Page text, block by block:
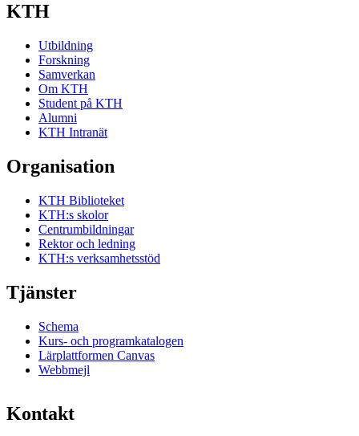
KTH
Utbildning
Forskning
Samverkan
Om KTH
Student på KTH
Alumni
KTH Intranät
Organisation
KTH Biblioteket
KTH:s skolor
Centrumbildningar
Rektor och ledning
KTH:s verksamhetsstöd
Tjänster
Schema
Kurs- och programkatalogen
Lärplattformen Canvas
Webbmejl
Kontakt